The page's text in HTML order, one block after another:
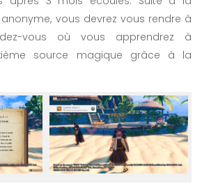
vous devrez vous rendre à
vous où vous apprendrez à
source magique grâce à la